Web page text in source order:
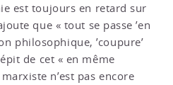
est toujours en retard sur
que « tout se passe ’en
philosophique, ’coupure’
de cet « en même
n’est pas encore